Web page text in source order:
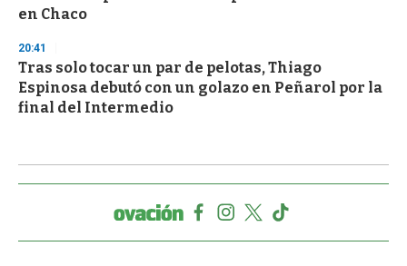
en Chaco
20:41
Tras solo tocar un par de pelotas, Thiago
Espinosa debutó con un golazo en Peñarol por la
final del Intermedio